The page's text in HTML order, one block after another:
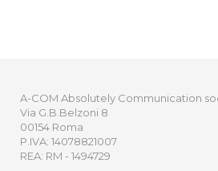
A-COM Absolutely Communication
Via G.B.Belzoni 8
00154 Roma
P.IVA: 14078821007
REA: RM - 1494729